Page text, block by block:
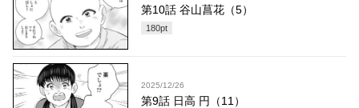
第10話 谷山菖花（5）
180pt
2025/12/26
第9話 日高 円（11）